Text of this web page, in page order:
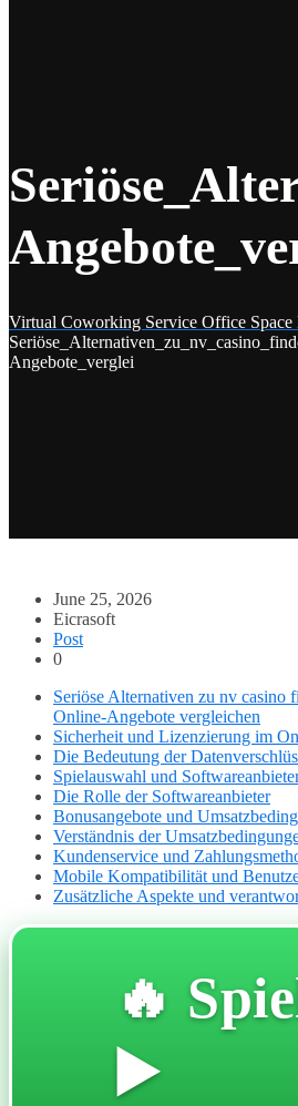
Virtual Coworking Service Office Space
Angebote_verglei
June 25, 2026
Eicrasoft
Post
0
Seriöse Alternativen zu nv casino
Online-Angebote vergleichen
Sicherheit und Lizenzierung im
Die Bedeutung der
Spielauswahl und
Die Rolle der Softwareanbieter
Bonusangebote und
Verständnis der
Kundenservice und
Mobile Kompatibilität und
Zusätzliche Aspekte und
🔥
▶️